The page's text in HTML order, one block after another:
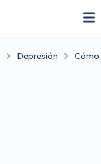
Depresión Cómo